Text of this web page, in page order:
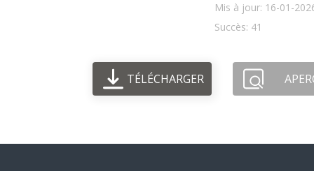
Mis à jour: 16-01-
Succès: 41
TÉLÉCHARGER